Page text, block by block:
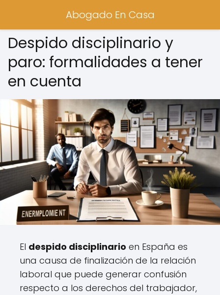
Abogado En Casa
Despido disciplinario y
paro: formalidades a tener
en cuenta
El despido disciplinario en España es
una causa de finalización de la relación
laboral que puede generar confusión
respecto a los derechos del trabajador,